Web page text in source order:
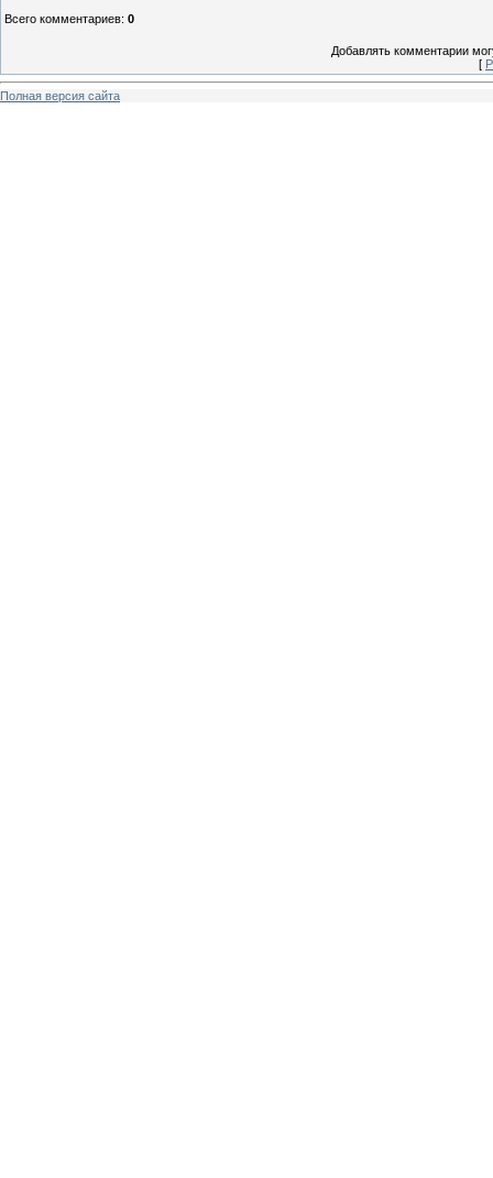
Всего комментариев: 0
Добавлять комментарии
[
Полная версия сайта